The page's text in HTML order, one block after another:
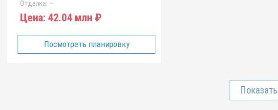
Отделка: —
Цена: 42.04 млн ₽
Посмотреть планировку